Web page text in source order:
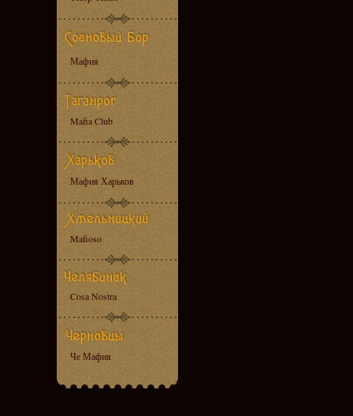
Мафия
Mafia Club
Мафия Харьков
Mafioso
Cosa Nostra
Че Мафия